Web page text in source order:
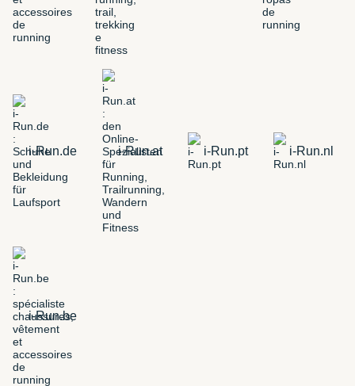
i-Run.de i-Run.at i-Run.pt i-Run.nl
i-Run.be